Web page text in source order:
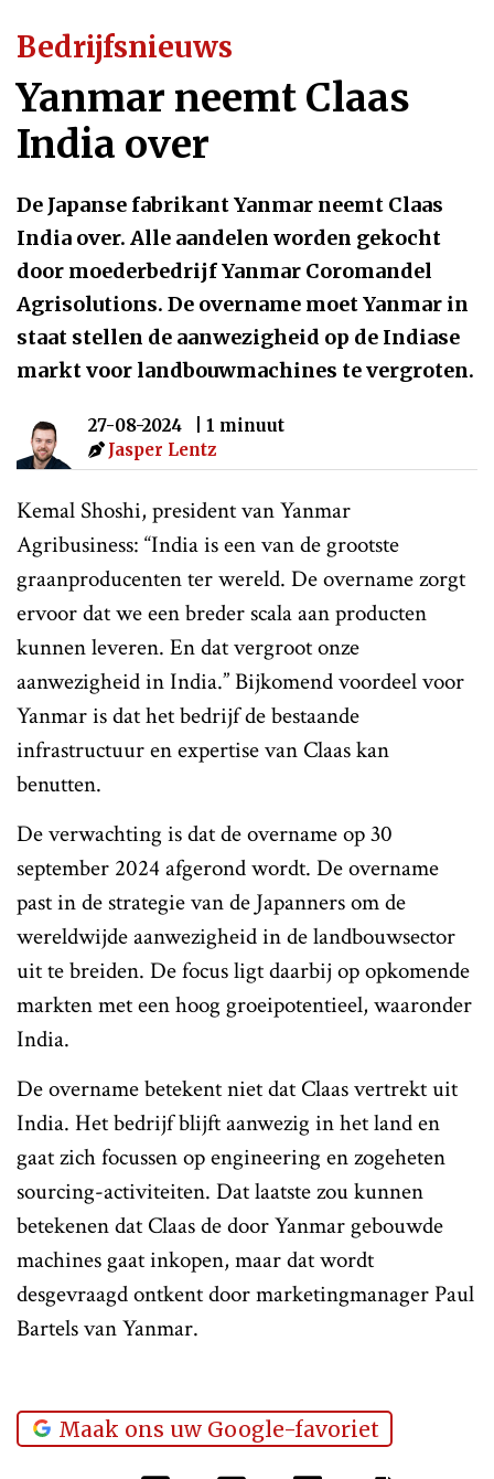
Bedrijfsnieuws
Yanmar neemt Claas
India over
De Japanse fabrikant Yanmar neemt Claas
India over. Alle aandelen worden gekocht
door moederbedrijf Yanmar Coromandel
Agrisolutions. De overname moet Yanmar in
staat stellen de aanwezigheid op de Indiase
markt voor landbouwmachines te vergroten.
27-08-2024
| 1 minuut
Jasper Lentz
Kemal Shoshi, president van Yanmar
Agribusiness: “India is een van de grootste
graanproducenten ter wereld. De overname zorgt
ervoor dat we een breder scala aan producten
kunnen leveren. En dat vergroot onze
aanwezigheid in India.” Bijkomend voordeel voor
Yanmar is dat het bedrijf de bestaande
infrastructuur en expertise van Claas kan
benutten.
De verwachting is dat de overname op 30
september 2024 afgerond wordt. De overname
past in de strategie van de Japanners om de
wereldwijde aanwezigheid in de landbouwsector
uit te breiden. De focus ligt daarbij op opkomende
markten met een hoog groeipotentieel, waaronder
India.
De overname betekent niet dat Claas vertrekt uit
India. Het bedrijf blijft aanwezig in het land en
gaat zich focussen op engineering en zogeheten
sourcing-activiteiten. Dat laatste zou kunnen
betekenen dat Claas de door Yanmar gebouwde
machines gaat inkopen, maar dat wordt
desgevraagd ontkent door marketingmanager Paul
Bartels van Yanmar.
Maak ons uw Google-favoriet